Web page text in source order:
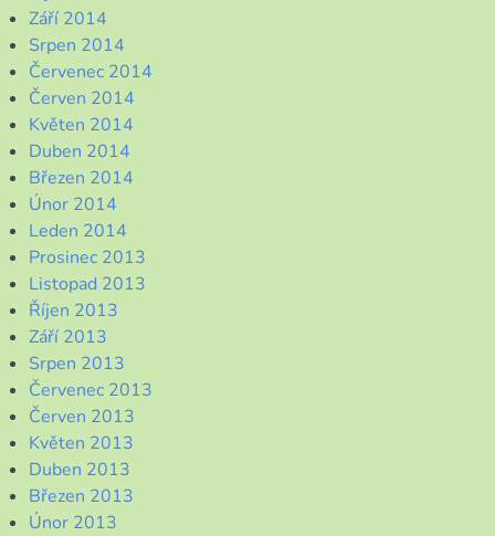
Září 2014
Srpen 2014
Červenec 2014
Červen 2014
Květen 2014
Duben 2014
Březen 2014
Únor 2014
Leden 2014
Prosinec 2013
Listopad 2013
Říjen 2013
Září 2013
Srpen 2013
Červenec 2013
Červen 2013
Květen 2013
Duben 2013
Březen 2013
Únor 2013